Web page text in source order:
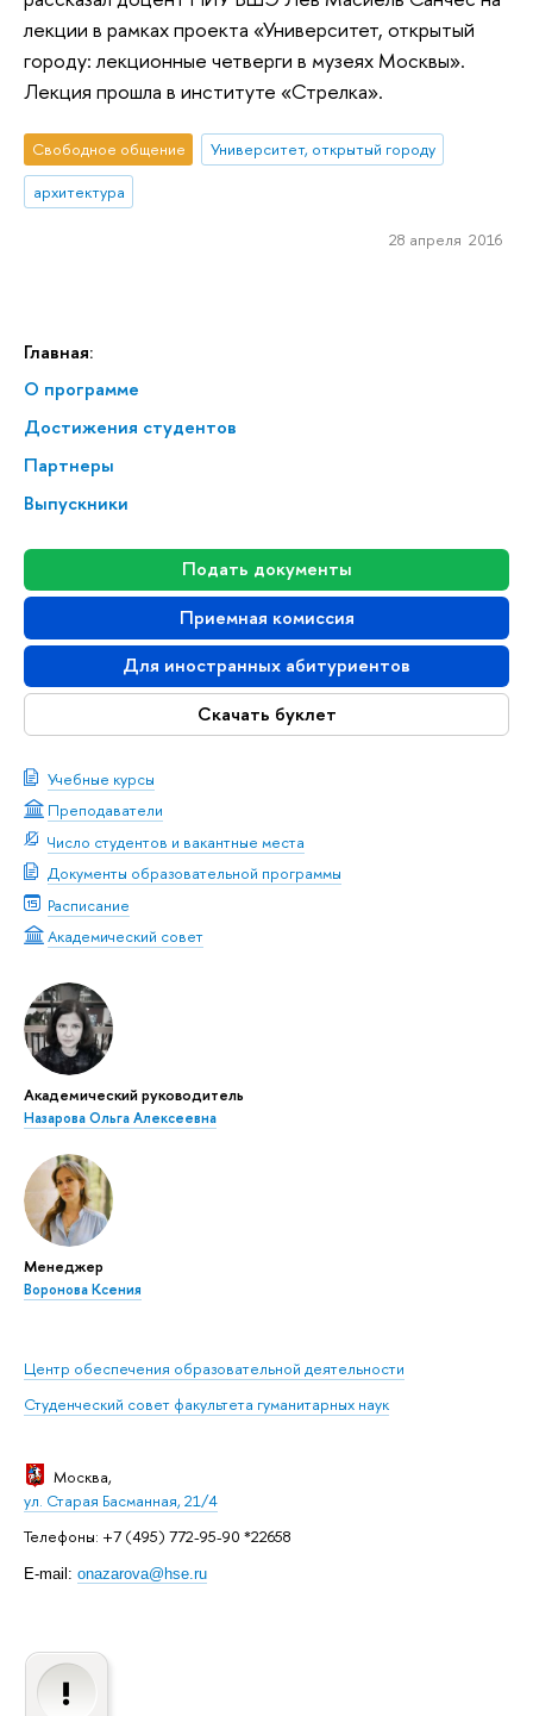
Главная:
О программе
Достижения студентов
Партнеры
Выпускники
Подать документы
Приемная комиссия
Для иностранных абитуриентов
Скачать буклет
Учебные курсы
Преподаватели
Число студентов и вакантные места
Документы образовательной программы
Расписание
Академический совет
Академический руководитель
Назарова Ольга Алексеевна
Менеджер
Воронова Ксения
Центр обеспечения образовательной деятельности
Студенческий совет факультета гуманитарных наук
Москва,
ул. Старая Басманная, 21/4
Телефоны: +7 (495) 772-95-90 *22658
E-mail: onazarova@hse.ru
лекции в рамках проекта «Университет, открытый
городу: лекционные четверги в музеях Москвы».
Лекция прошла в институте «Стрелка».
Свободное общение
Университет, открытый городу
архитектура
28 апреля 2016